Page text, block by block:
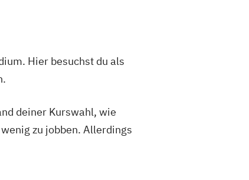
Hier besuchst du als
deiner Kurswahl, wie
zu jobben. Allerdings